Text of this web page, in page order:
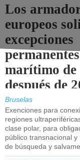
Los
europeos
excepciones
marítimo de
después de
Bruselas
Exenciones para
regiones
clase polar, para
público transnacional
de búsqueda y